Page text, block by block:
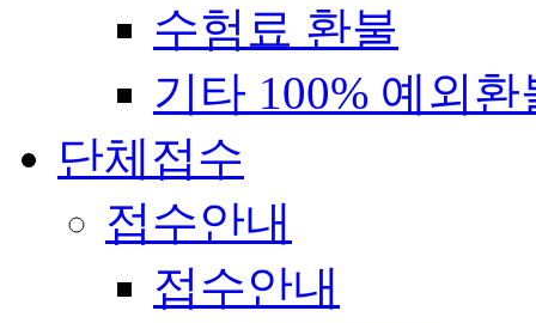
수험료 환불
기타 100% 예외환
단체접수
접수안내
접수안내